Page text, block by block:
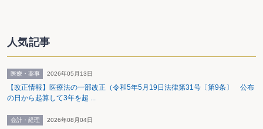
人気記事
医療・薬事 2026年05月13日
【改正情報】医療法の一部改正（令和5年5月19日法律第31号〔第9条〕 公布
の日から起算して3年を超 ...
会計・経理 2026年08月04日